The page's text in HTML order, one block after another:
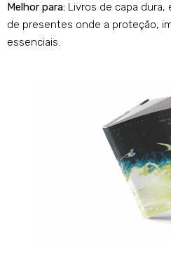
Melhor para: Livros de capa
de presentes onde a proteção,
essenciais.